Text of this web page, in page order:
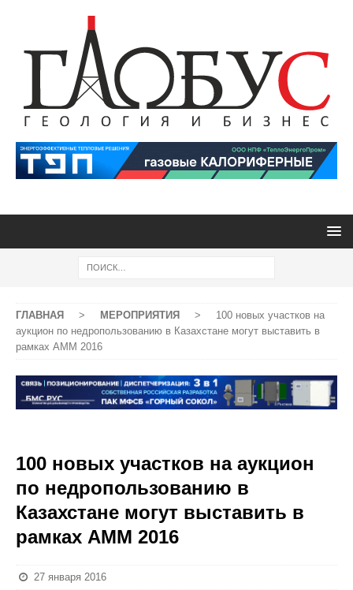
ГЛАВНАЯ > МЕРОПРИЯТИЯ >
100 новых участков на
аукцион по недропользованию в Казахстане могут выставить в
рамках АММ 2016
100 новых участков на аукцион
по недропользованию в
Казахстане могут выставить в
рамках АММ 2016
27 января 2016